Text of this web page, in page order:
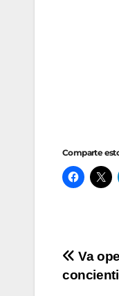
Comparte
Va